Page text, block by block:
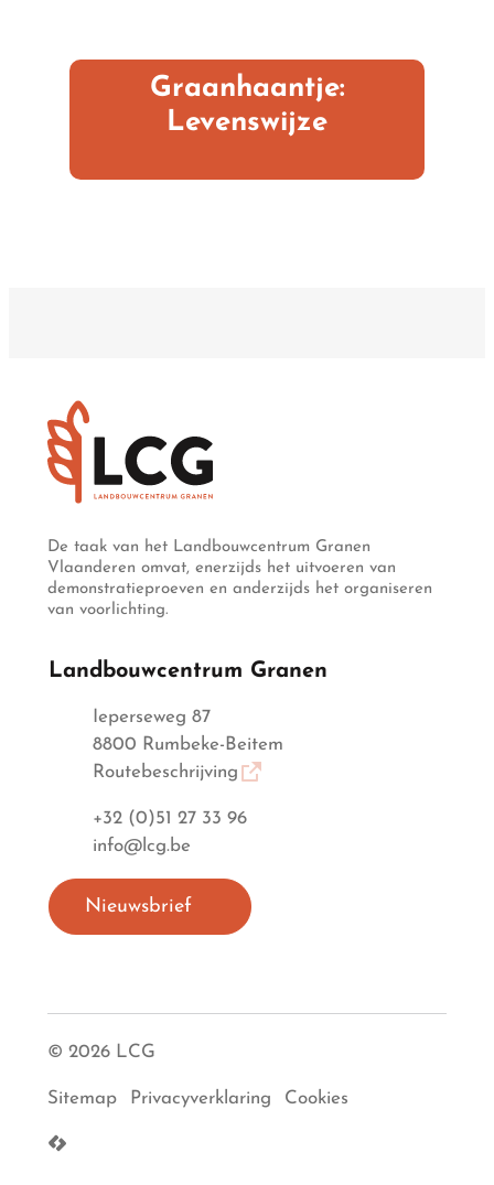
Graanhaantje:
Levenswijze
De taak van het Landbouwcentrum Granen
Vlaanderen omvat, enerzijds het uitvoeren van
demonstratieproeven en anderzijds het organiseren
van voorlichting.
Landbouwcentrum Granen
AdresIeperseweg 87
,8800 Rumbeke-Beitem
Routebeschrijving
+32 (0)51 27 33 96
E-mailinfo@ lcg.be
Nieuwsbrief
© 2026 LCG
Sitemap Privacyverklaring Cookies
LCP nv 2026 ©